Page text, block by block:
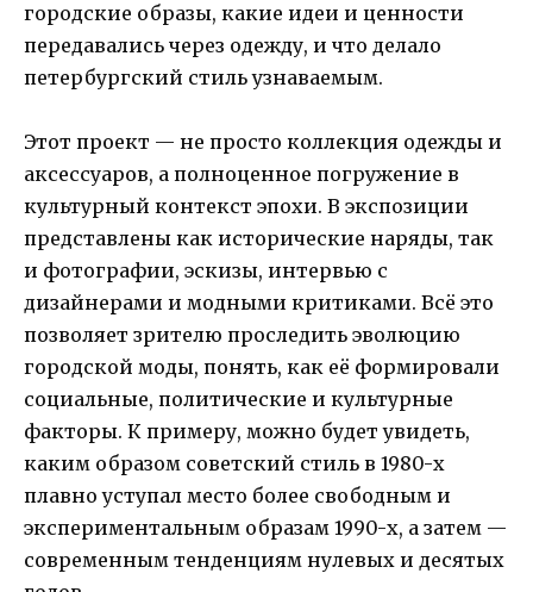
городские образы, какие идеи и ценности
передавались через одежду, и что делало
петербургский стиль узнаваемым.
Этот проект — не просто коллекция одежды и
аксессуаров, а полноценное погружение в
культурный контекст эпохи. В экспозиции
представлены как исторические наряды, так
и фотографии, эскизы, интервью с
дизайнерами и модными критиками. Всё это
позволяет зрителю проследить эволюцию
городской моды, понять, как её формировали
социальные, политические и культурные
факторы. К примеру, можно будет увидеть,
каким образом советский стиль в 1980-х
плавно уступал место более свободным и
экспериментальным образам 1990-х, а затем —
современным тенденциям нулевых и десятых